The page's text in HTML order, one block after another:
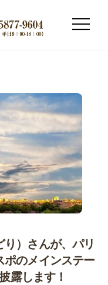
Menu
）さんが、パリ
ポのメインステー
露します！